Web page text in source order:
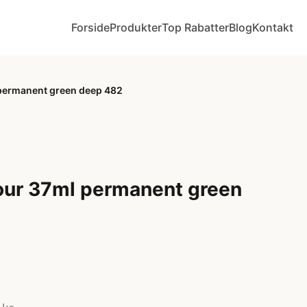
ForsideProdukterTop RabatterBlogKontakt
green deep 482
37ml permanent green